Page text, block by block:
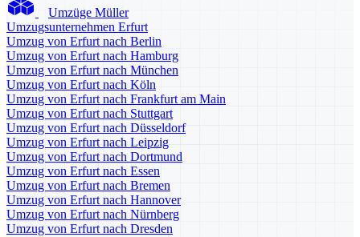
Umzüge Müller
Umzugsunternehmen Erfurt
Umzug von Erfurt nach Berlin
Umzug von Erfurt nach Hamburg
Umzug von Erfurt nach München
Umzug von Erfurt nach Köln
Umzug von Erfurt nach Frankfurt am Main
Umzug von Erfurt nach Stuttgart
Umzug von Erfurt nach Düsseldorf
Umzug von Erfurt nach Leipzig
Umzug von Erfurt nach Dortmund
Umzug von Erfurt nach Essen
Umzug von Erfurt nach Bremen
Umzug von Erfurt nach Hannover
Umzug von Erfurt nach Nürnberg
Umzug von Erfurt nach Dresden